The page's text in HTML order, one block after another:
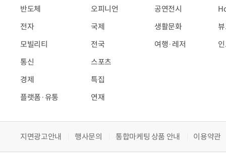
반도체
전자
모빌리티
통신
경제
플랫폼·유통
오피니언
국제
전국
스포츠
특집
연재
공연전시
생활문화
여행·레저
지면광고안내 행사문의 통합마케팅 상품 안내 이용약관